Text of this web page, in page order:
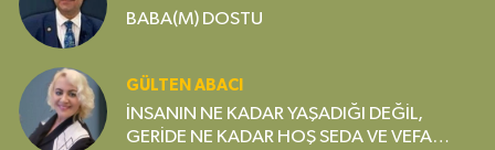
BABA(M) DOSTU
GÜLTEN ABACI
İNSANIN NE KADAR YAŞADIĞI DEĞİL,
GERİDE NE KADAR HOŞ SEDA VE VEFA